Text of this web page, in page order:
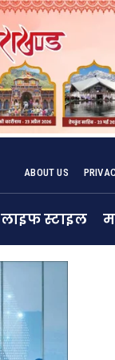
ABOUT US
लाइफ स्टाइल